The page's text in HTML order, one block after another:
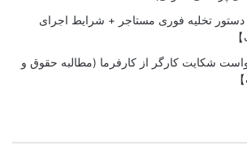
تخلیه فوری مستاجر + شرایط اجرای
شکایت کارگر از کارفرما (مطالبه حقوق و